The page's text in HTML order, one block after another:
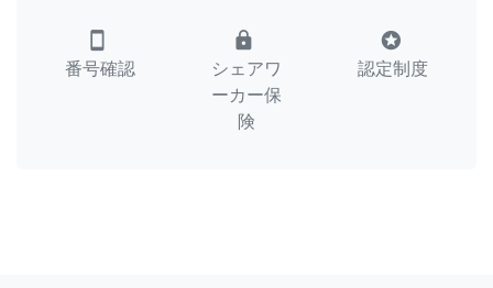
smartphone
番号確認
lock
シェアワ
ーカー保
険
stars
認定制度